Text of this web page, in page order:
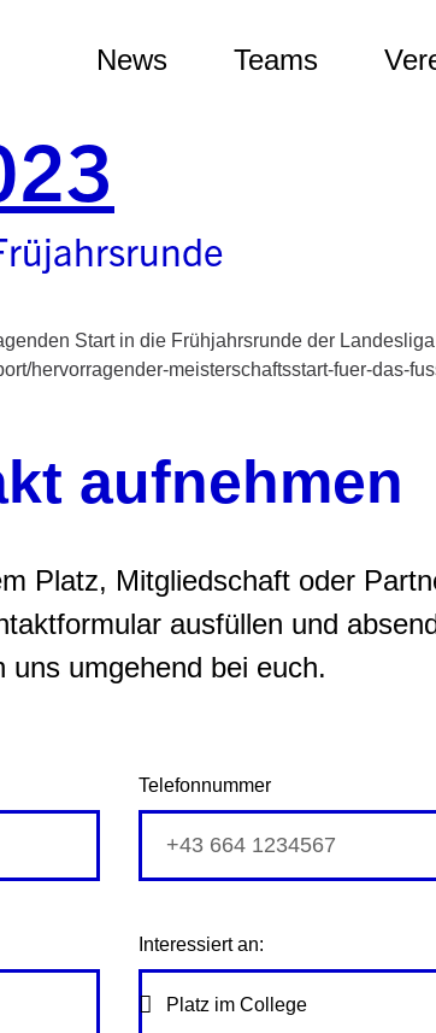
News Teams
Start in die Frühjahrsrunde der
hervorragender-meisterschaftsstart-fuer-das-
aufnehmen
Platz, Mitgliedschaft oder
ausfüllen und
uns umgehend bei euch.
Telefonnummer
Interessiert an: